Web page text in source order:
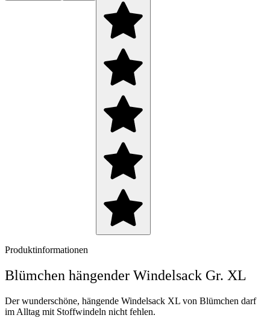
Produktinformationen
Blümchen hängender Windelsack Gr. XL
Der wunderschöne, hängende Windelsack XL von Blümchen darf
im Alltag mit Stoffwindeln nicht fehlen.